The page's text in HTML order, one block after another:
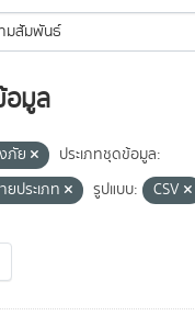
มูล
ภัย
ประเภทชุดข้อมูล:
ประเภท
รูปแบบ: CSV